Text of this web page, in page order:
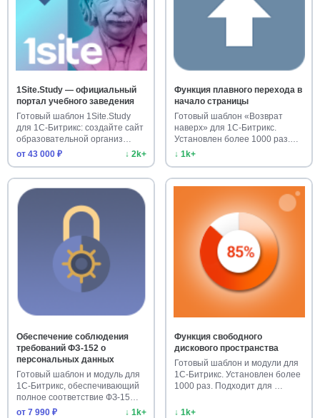
1Site.Study — официальный
портал учебного заведения
Готовый шаблон 1Site.Study
для 1С-Битрикс: создайте сайт
образовательной организ…
от 43 000 ₽
↓ 2k+
Функция плавного перехода в
начало страницы
Готовый шаблон «Возврат
наверх» для 1С-Битрикс.
Установлен более 1000 раз.
Улучш…
↓ 1k+
Обеспечение соблюдения
требований ФЗ-152 о
персональных данных
Готовый шаблон и модуль для
1С-Битрикс, обеспечивающий
полное соответствие ФЗ-15…
от 7 990 ₽
↓ 1k+
Функция свободного
дискового пространства
Готовый шаблон и модули для
1С-Битрикс. Установлен более
1000 раз. Подходит для …
↓ 1k+